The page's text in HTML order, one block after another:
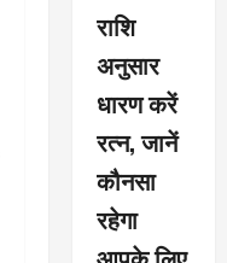
राशि
अनुसार
धारण करें
रत्न, जानें
कौनसा
रहेगा